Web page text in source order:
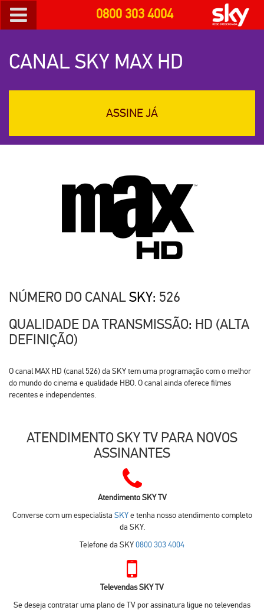
0800 303 4004
CANAL SKY MAX HD
ASSINE JÁ
NÚMERO DO CANALSKY: 526
QUALIDADE DA TRANSMISSÃO: HD (ALTA
DEFINIÇÃO)
O canal MAX HD (canal 526) da SKY tem uma programação com o melhor
do mundo do cinema e qualidade HBO. O canal ainda oferece filmes
recentes e independentes.
ATENDIMENTO SKY TV PARA NOVOS
ASSINANTES
Atendimento SKY TV
Converse com um especialista SKYe tenha nosso atendimento completo
da SKY.
Telefone da SKY0800 303 4004
Televendas SKY TV
Se deseja contratar uma plano de TV por assinatura ligue no televendas